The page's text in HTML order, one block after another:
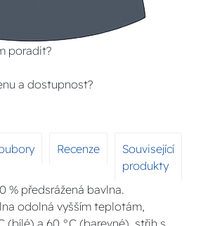
poradit?
a dostupnost?
Recenze
Související
produkty
% předsrážená bavlna.
odolná vyšším teplotám,
(bílé) a 60 °C (barevné), střih s